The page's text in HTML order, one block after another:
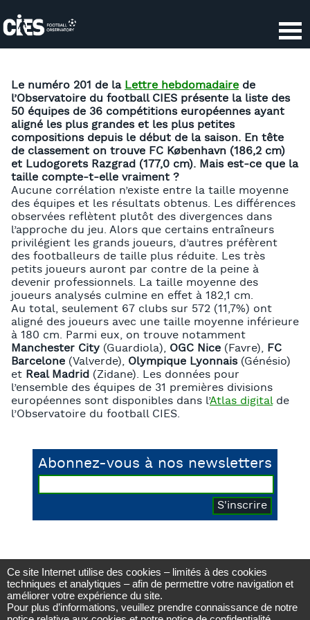
Le numéro 201 de laLettre hebdomadaire de
l’Observatoire du football CIES présente la liste des
50 équipes de 36 compétitions européennes ayant
aligné les plus grandes et les plus petites
compositions depuis le début de la saison. En tête
de classement on trouve FC København (186,2 cm)
et Ludogorets Razgrad (177,0 cm). Mais est-ce que la
taille compte-t-elle vraiment ?
Aucune corrélation n’existe entre la taille moyenne
des équipes et les résultats obtenus. Les différences
observées reflètent plutôt des divergences dans
l’approche du jeu. Alors que certains entraîneurs
privilégient les grands joueurs, d’autres préfèrent
des footballeurs de taille plus réduite. Les très
petits joueurs auront par contre de la peine à
devenir professionnels. La taille moyenne des
joueurs analysés culmine en effet à 182,1 cm.
Au total, seulement 67 clubs sur 572 (11,7%) ont
aligné des joueurs avec une taille moyenne inférieure
à 180 cm. Parmi eux, on trouve notamment
Manchester City (Guardiola), OGC Nice (Favre), FC
Barcelone (Valverde), Olympique Lyonnais(Génésio)
et Real Madrid (Zidane). Les données pour
l’ensemble des équipes de 31 premières divisions
européennes sont disponibles dans l’Atlas digitalde
l’Observatoire du football CIES.
Abonnez-vous à nos newsletters
Observatoire du football CIES
Avenue DuPeyrou 1, 2000 Neuchâtel
(Suisse)
Tél. +41 (0)32 718 39 00
football.observatory@cies.ch
Ce site Internet utilise des cookies – limités à des cookies
techniques et analytiques – afin de permettre votre navigation et
améliorer votre expérience du site.
Pour plus d’informations, veuillez prendre connaissance de notre